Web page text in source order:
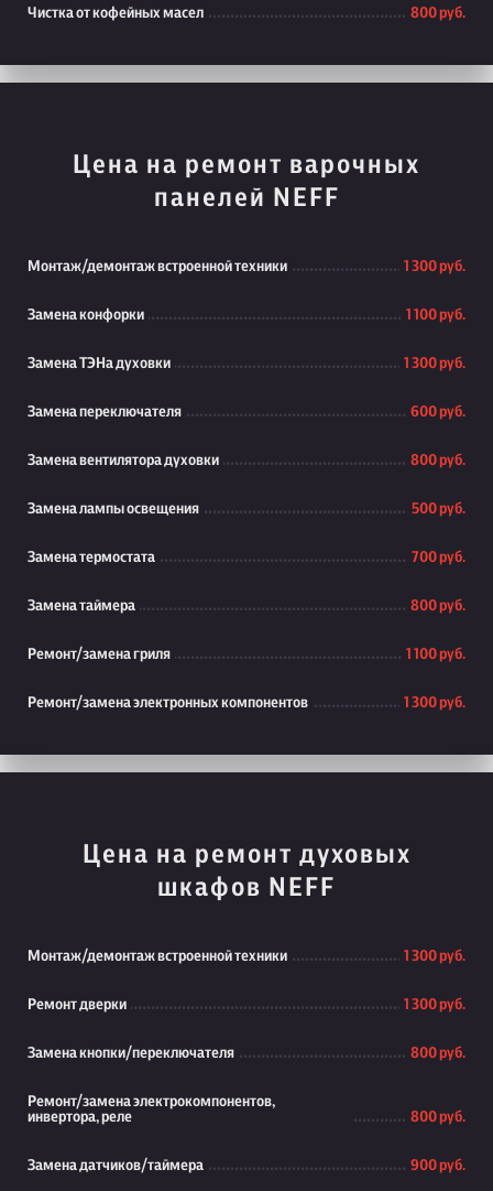
Чистка от кофейных масел 800 руб.
Цена на ремонт варочных
панелей NEFF
Монтаж/демонтаж встроенной техники 1 300 руб.
Замена конфорки 1 100 руб.
Замена ТЭНа духовки 1 300 руб.
Замена переключателя 600 руб.
Замена вентилятора духовки 800 руб.
Замена лампы освещения 500 руб.
Замена термостата 700 руб.
Замена таймера 800 руб.
Ремонт/замена гриля 1 100 руб.
Ремонт/замена электронных компонентов 1 300 руб.
Цена на ремонт духовых
шкафов NEFF
Монтаж/демонтаж встроенной техники 1 300 руб.
Ремонт дверки 1 300 руб.
Замена кнопки/переключателя 800 руб.
Ремонт/замена электрокомпонентов,
инвертора, реле
800 руб.
Замена датчиков/таймера 900 руб.